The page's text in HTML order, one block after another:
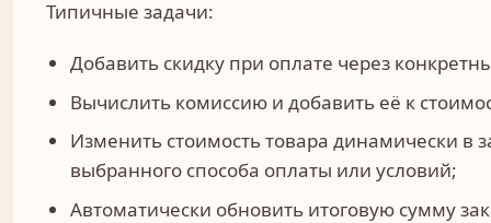
Типичные задачи:
Добавить скидку при оплате через
Вычислить комиссию и добавить её к
Изменить стоимость товара динамически в
выбранного способа оплаты или условий;
Автоматически обновить итоговую сумму